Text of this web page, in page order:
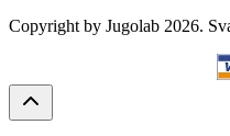
Copyright by Jugolab 2026.